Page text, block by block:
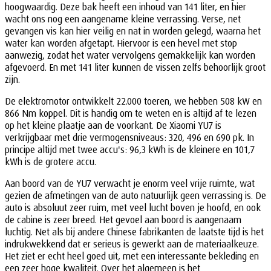
hoogwaardig. Deze bak heeft een inhoud van 141 liter, en hier
wacht ons nog een aangename kleine verrassing. Verse, net
gevangen vis kan hier veilig en nat in worden gelegd, waarna het
water kan worden afgetapt. Hiervoor is een hevel met stop
aanwezig, zodat het water vervolgens gemakkelijk kan worden
afgevoerd. En met 141 liter kunnen de vissen zelfs behoorlijk groot
zijn.
De elektromotor ontwikkelt 22.000 toeren, we hebben 508 kW en
866 Nm koppel. Dit is handig om te weten en is altijd af te lezen
op het kleine plaatje aan de voorkant. De Xiaomi YU7 is
verkrijgbaar met drie vermogensniveaus: 320, 496 en 690 pk. In
principe altijd met twee accu's: 96,3 kWh is de kleinere en 101,7
kWh is de grotere accu.
Aan boord van de YU7 verwacht je enorm veel vrije ruimte, wat
gezien de afmetingen van de auto natuurlijk geen verrassing is. De
auto is absoluut zeer ruim, met veel lucht boven je hoofd, en ook
de cabine is zeer breed. Het gevoel aan boord is aangenaam
luchtig. Net als bij andere Chinese fabrikanten de laatste tijd is het
indrukwekkend dat er serieus is gewerkt aan de materiaalkeuze.
Het ziet er echt heel goed uit, met een interessante bekleding en
een zeer hoge kwaliteit. Over het algemeen is het